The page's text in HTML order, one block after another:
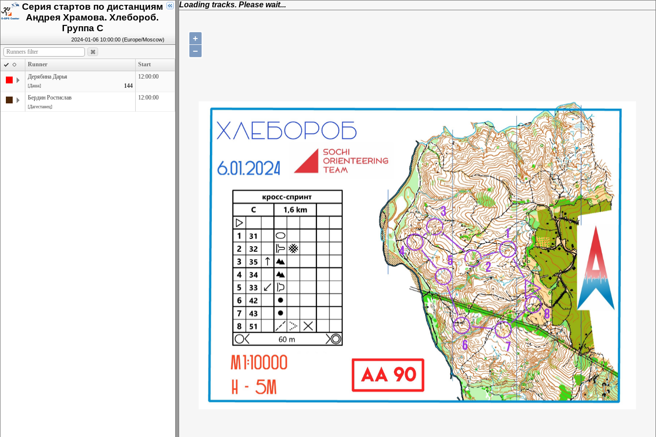
Серия стартов по дистанциям
Андрея Храмова. Хлебороб.
Группа С
2024-01-06 10:00:00 (Europe/Moscow)
Runner
Start
Дерябина Дарья
[Даша] 144
12:00:00
Бердин Ростислав
[Дагестанец]
12:00:00
Loading tracks. Please wait...
+
−